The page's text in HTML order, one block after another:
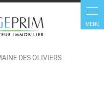
DES OLIVIERS